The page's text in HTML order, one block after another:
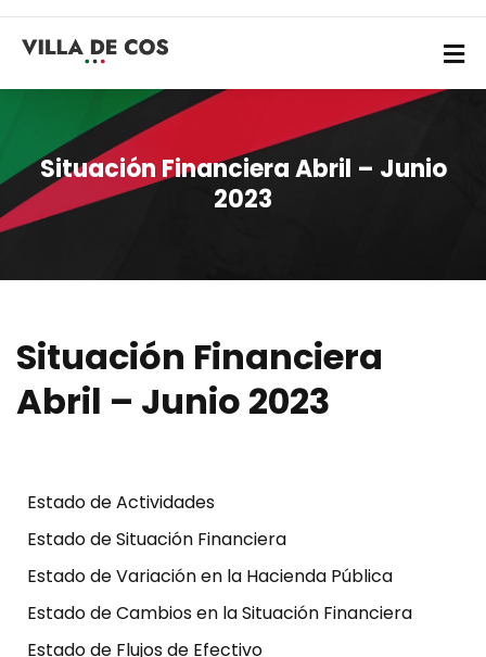
Situación Financiera Abril – Junio
2023
Situación Financiera
Abril – Junio 2023
Estado de Actividades
Estado de Situación Financiera
Estado de Variación en la Hacienda Pública
Estado de Cambios en la Situación Financiera
Estado de Flujos de Efectivo